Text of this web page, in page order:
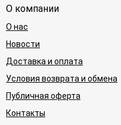
О компании
О нас
Новости
Доставка и оплата
Условия возврата и обмена
Публичная оферта
Контакты